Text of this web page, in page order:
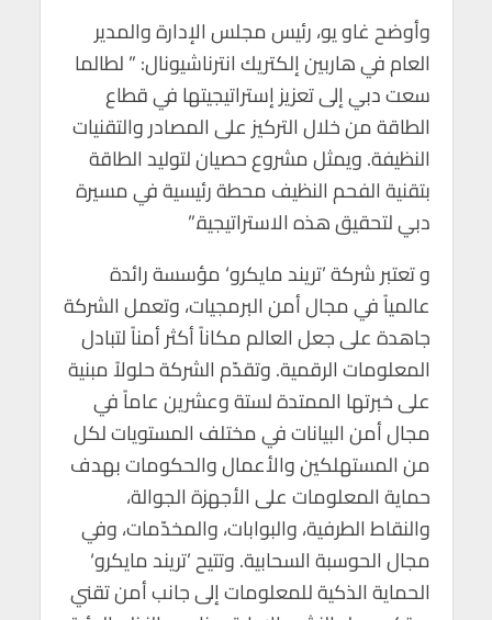
وأوضح غاو يو، رئيس مجلس الإدارة والمدير
العام في هاربين إلكتريك انترناشيونال: ” لطالما
سعت دبي إلى تعزيز إستراتيجيتها في قطاع
الطاقة من خلال التركيز على المصادر والتقنيات
النظيفة. ويمثل مشروع حصيان لتوليد الطاقة
بتقنية الفحم النظيف محطة رئيسية في مسيرة
دبي لتحقيق هذه الاستراتيجية.”
و تعتبر شركة ’تريند مايكرو‘ مؤسسة رائدة
عالمياً في مجال أمن البرمجيات، وتعمل الشركة
جاهدة على جعل العالم مكاناً أكثر أمناً لتبادل
المعلومات الرقمية. وتقدّم الشركة حلولاً مبنية
على خبرتها الممتدة لستة وعشرين عاماً في
مجال أمن البيانات في مختلف المستويات لكل
من المستهلكين والأعمال والحكومات بهدف
حماية المعلومات على الأجهزة الجوالة،
والنقاط الطرفية، والبوابات، والمخدّمات، وفي
مجال الحوسبة السحابية. وتتيح ’تريند مايكرو‘
الحماية الذكية للمعلومات إلى جانب أمن تقني